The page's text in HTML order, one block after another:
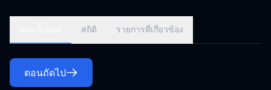
สถิติ รายการที่เกี่ยวข้อง
ตอนถัดไป